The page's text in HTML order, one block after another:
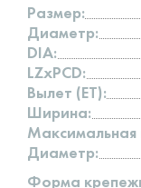
Размер:
Диаметр:
DIA:
LZxPCD:
Вылет (ET):
Ширина:
Максимальная
Диаметр:
Форма